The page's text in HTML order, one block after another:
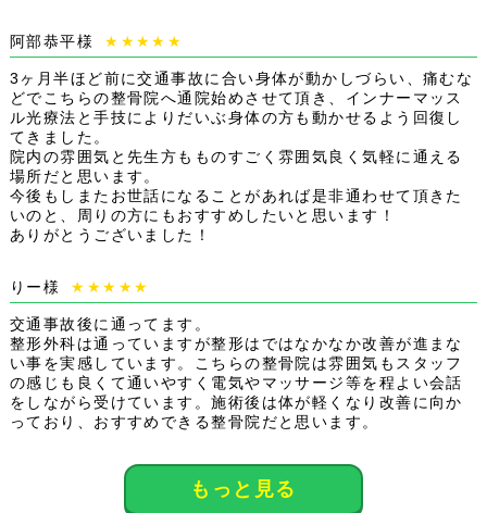
阿部恭平様 ★★★★★
3ヶ月半ほど前に交通事故に合い身体が動かしづらい、痛むな
どでこちらの整骨院へ通院始めさせて頂き、インナーマッス
ル光療法と手技によりだいぶ身体の方も動かせるよう回復し
てきました。
院内の雰囲気と先生方もものすごく雰囲気良く気軽に通える
場所だと思います。
今後もしまたお世話になることがあれば是非通わせて頂きた
いのと、周りの方にもおすすめしたいと思います！
ありがとうございました！
りー様 ★★★★★
交通事故後に通ってます。
整形外科は通っていますが整形はではなかなか改善が進まな
い事を実感しています。こちらの整骨院は雰囲気もスタッフ
の感じも良くて通いやすく電気やマッサージ等を程よい会話
をしながら受けています。施術後は体が軽くなり改善に向か
っており、おすすめできる整骨院だと思います。
もっと見る